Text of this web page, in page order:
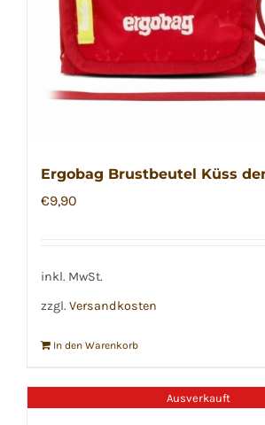
Ergobag Brustbeutel Küss
€9,90
inkl. MwSt.
zzgl. Versandkosten
In den Warenkorb
Ausverkauft